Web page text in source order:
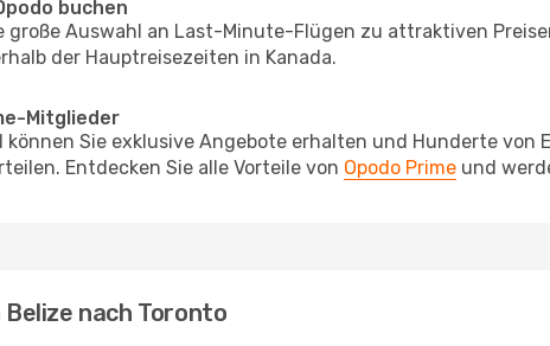
buchen
große Auswahl an Last-Minute-Flügen zu attraktiven
der Hauptreisezeiten in Kanada.
Mitglieder
können Sie exklusive Angebote erhalten und Hunderte von
Entdecken Sie alle Vorteile von Opodo Prime und
nach Toronto